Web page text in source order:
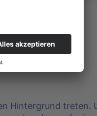
Hintergrund treten.